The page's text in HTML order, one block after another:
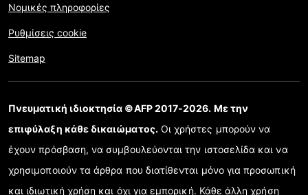
Νομικές πληροφορίες
Ρυθμίσεις cookie
Sitemap
Πνευματική ιδιοκτησία ©AFP 2017-2026. Με την
επιφύλαξη κάθε δικαιώματος.Οι χρήστες μπορούν να
έχουν πρόσβαση, να συμβουλεύονται την ιστοσελίδα και να
χρησιμοποιούν τα άρθρα που διατίθενται μόνο για προσωπική
και ιδιωτική χρήση και όχι για εμπορική. Κάθε άλλη χρήση